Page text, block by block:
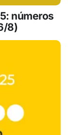
números
8)